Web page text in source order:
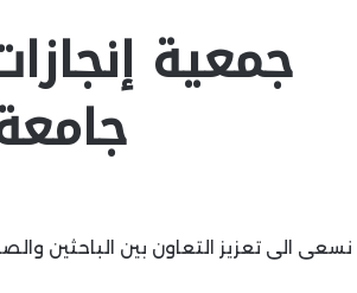
جمعية
نسعى الى تعزيز التعاون بين الباحثين